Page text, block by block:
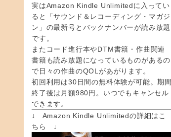
実はAmazon Kindle Unlimitedに入ってい
ると「サウンド＆レコーディング・マガジ
ン」の最新号とバックナンバーが読み放題
です。
またコード進行本やDTM書籍・作曲関連
書籍も読み放題になっているものがあるの
で日々の作曲のQOLがあがります。
初回利用は30日間の無料体験が可能。期間
終了後は月額980円。いつでもキャンセル
できます。
↓ Amazon Kindle Unlimitedの詳細はこ
ちら ↓